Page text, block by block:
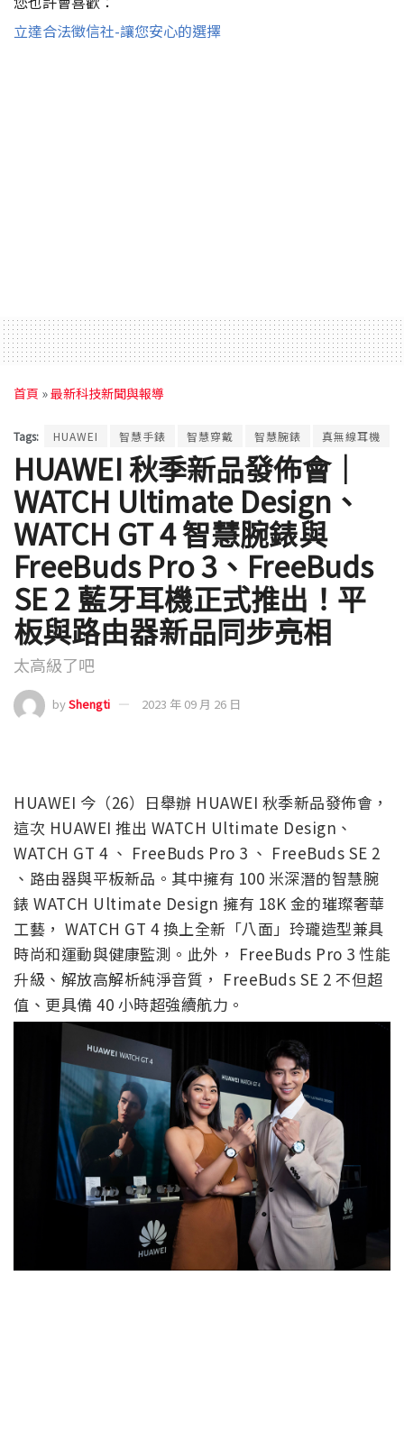
立達合法徵信社-讓您安心的選擇
首頁 »最新科技新聞與報導
Tags: HUAWEI 智慧手錶 智慧穿戴 智慧腕錶 真無線耳機
HUAWEI 秋季新品發佈會｜
WATCH Ultimate Design、
WATCH GT 4 智慧腕錶與
FreeBuds Pro 3、FreeBuds
SE 2 藍牙耳機正式推出！平
板與路由器新品同步亮相
太高級了吧
byShengti 2023 年 09 月 26 日
HUAWEI 今（26）日舉辦 HUAWEI 秋季新品發佈會，
這次 HUAWEI 推出 WATCH Ultimate Design、
WATCH GT 4 、 FreeBuds Pro 3 、 FreeBuds SE 2
、路由器與平板新品。其中擁有 100 米深潛的智慧腕
錶 WATCH Ultimate Design 擁有 18K 金的璀璨奢華
工藝， WATCH GT 4 換上全新「八面」玲瓏造型兼具
時尚和運動與健康監測。此外， FreeBuds Pro 3 性能
升級、解放高解析純淨音質， FreeBuds SE 2 不但超
值、更具備 40 小時超強續航力。